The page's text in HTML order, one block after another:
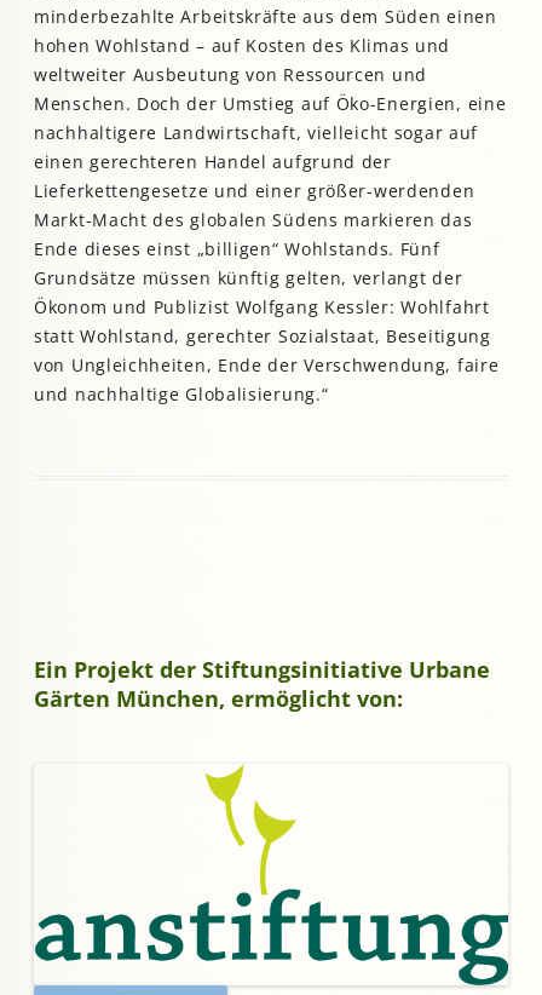
minderbezahlte Arbeitskräfte aus dem Süden einen
hohen Wohlstand – auf Kosten des Klimas und
weltweiter Ausbeutung von Ressourcen und
Menschen. Doch der Umstieg auf Öko-Energien, eine
nachhaltigere Landwirtschaft, vielleicht sogar auf
einen gerechteren Handel aufgrund der
Lieferkettengesetze und einer größer-werdenden
Markt-Macht des globalen Südens markieren das
Ende dieses einst „billigen“ Wohlstands. Fünf
Grundsätze müssen künftig gelten, verlangt der
Ökonom und Publizist Wolfgang Kessler: Wohlfahrt
statt Wohlstand, gerechter Sozialstaat, Beseitigung
von Ungleichheiten, Ende der Verschwendung, faire
und nachhaltige Globalisierung.“
Ein Projekt der Stiftungsinitiative Urbane
Gärten München, ermöglicht von: